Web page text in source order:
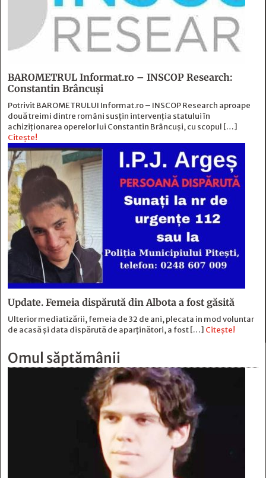
BAROMETRUL Informat.ro – INSCOP Research:
Constantin Brâncuși
Potrivit BAROMETRULUI Informat.ro – INSCOP Research aproape
două treimi dintre români susțin intervenția statului în
achiziționarea operelor lui Constantin Brâncuși, cu scopul […]
Citește!
Update. Femeia dispărută din Albota a fost găsită
Ulterior mediatizării, femeia de 32 de ani, plecata in mod voluntar
de acasă și data dispărută de aparținători, a fost […] Citește!
Omul săptămânii